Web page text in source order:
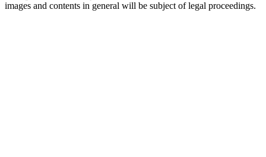
images and contents in general will be subject of legal proceedings.